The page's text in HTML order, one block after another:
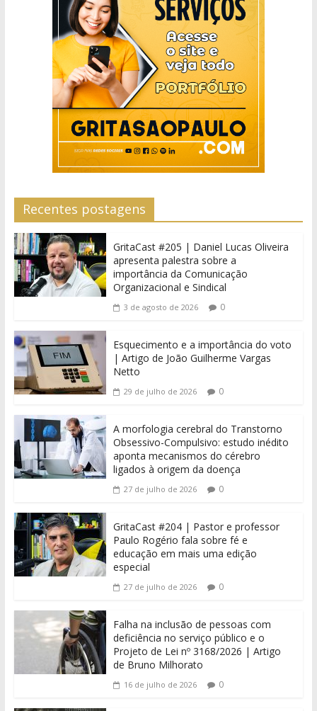
Recentes postagens
GritaCast #205 | Daniel Lucas Oliveira
apresenta palestra sobre a
importância da Comunicação
Organizacional e Sindical
3 de agosto de 2026 0
Esquecimento e a importância do voto
| Artigo de João Guilherme Vargas
Netto
29 de julho de 2026 0
A morfologia cerebral do Transtorno
Obsessivo-Compulsivo: estudo inédito
aponta mecanismos do cérebro
ligados à origem da doença
27 de julho de 2026 0
GritaCast #204 | Pastor e professor
Paulo Rogério fala sobre fé e
educação em mais uma edição
especial
27 de julho de 2026 0
Falha na inclusão de pessoas com
deficiência no serviço público e o
Projeto de Lei nº 3168/2026 | Artigo
de Bruno Milhorato
16 de julho de 2026 0